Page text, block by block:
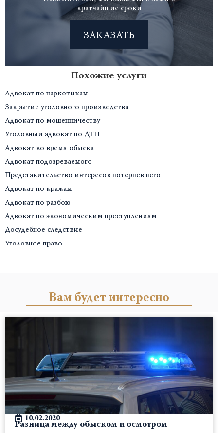
кратчайшие сроки
ЗАКАЗАТЬ
Похожие услуги
Адвокат по наркотикам
Закрытие уголовного производства
Адвокат по мошенничеству
Уголовный адвокат по ДТП
Адвокат во время обыска
Адвокат подозреваемого
Представительство интересов потерпевшего
Адвокат по кражам
Адвокат по разбою
Адвокат по экономическим преступлениям
Досудебное следствие
Уголовное право
Вам будет интересно
10.02.2020
Разница между обыском и осмотром